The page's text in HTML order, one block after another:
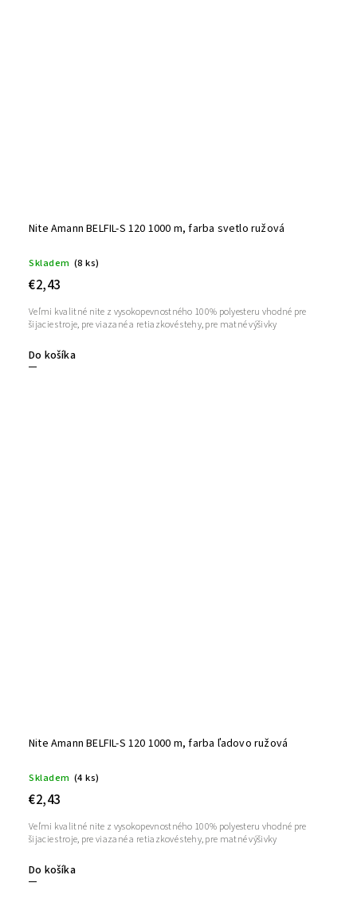
Nite Amann BELFIL-S 120 1000 m, farba svetlo ružová
Skladem (8 ks)
€2,43
Do košíka
Veľmi kvalitné nite z vysokopevnostného 100% polyesteru vhodné pre
šijacie stroje, pre viazané a retiazkové stehy, pre matné výšivky
Nite Amann BELFIL-S 120 1000 m, farba ľadovo ružová
Skladem (4 ks)
€2,43
Do košíka
Veľmi kvalitné nite z vysokopevnostného 100% polyesteru vhodné pre
šijacie stroje, pre viazané a retiazkové stehy, pre matné výšivky